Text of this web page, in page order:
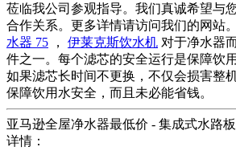
莅临我公司参观指导。我们真诚希望与
合作关系。更多详情请访问我们的网站。
水器 75 ， 伊莱克斯饮水机 对于净水器
件之一。每个滤芯的安全运行是保障饮
如果滤芯长时间不更换，不仅会损害整
保障饮用水安全，而且未必能省钱。
亚马逊全屋净水器最低价 - 集成式水路
详情：